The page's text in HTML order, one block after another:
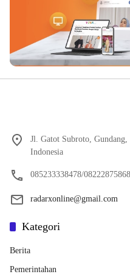
Jl. Gatot Subroto, Gundang,
Indonesia
085233338478/
radarxonline@gmail.com
Kategori
Berita
Pemerintahan